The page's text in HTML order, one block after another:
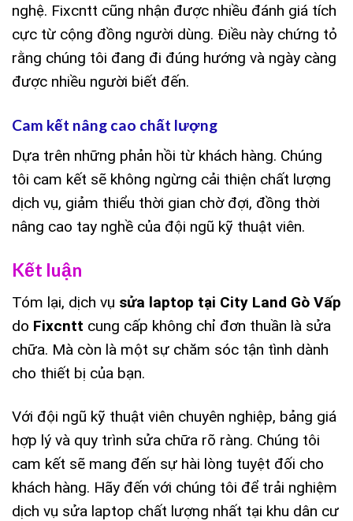
nghệ. Fixcntt cũng nhận được nhiều đánh giá tích
cực từ cộng đồng người dùng. Điều này chứng tỏ
rằng chúng tôi đang đi đúng hướng và ngày càng
được nhiều người biết đến.
Cam kết nâng cao chất lượng
Dựa trên những phản hồi từ khách hàng. Chúng
tôi cam kết sẽ không ngừng cải thiện chất lượng
dịch vụ, giảm thiểu thời gian chờ đợi, đồng thời
nâng cao tay nghề của đội ngũ kỹ thuật viên.
Kết luận
Tóm lại, dịch vụ sửa laptop tại City Land Gò Vấp
do Fixcntt cung cấp không chỉ đơn thuần là sửa
chữa. Mà còn là một sự chăm sóc tận tình dành
cho thiết bị của bạn.
Với đội ngũ kỹ thuật viên chuyên nghiệp, bảng giá
hợp lý và quy trình sửa chữa rõ ràng. Chúng tôi
cam kết sẽ mang đến sự hài lòng tuyệt đối cho
khách hàng. Hãy đến với chúng tôi để trải nghiệm
dịch vụ sửa laptop chất lượng nhất tại khu dân cư